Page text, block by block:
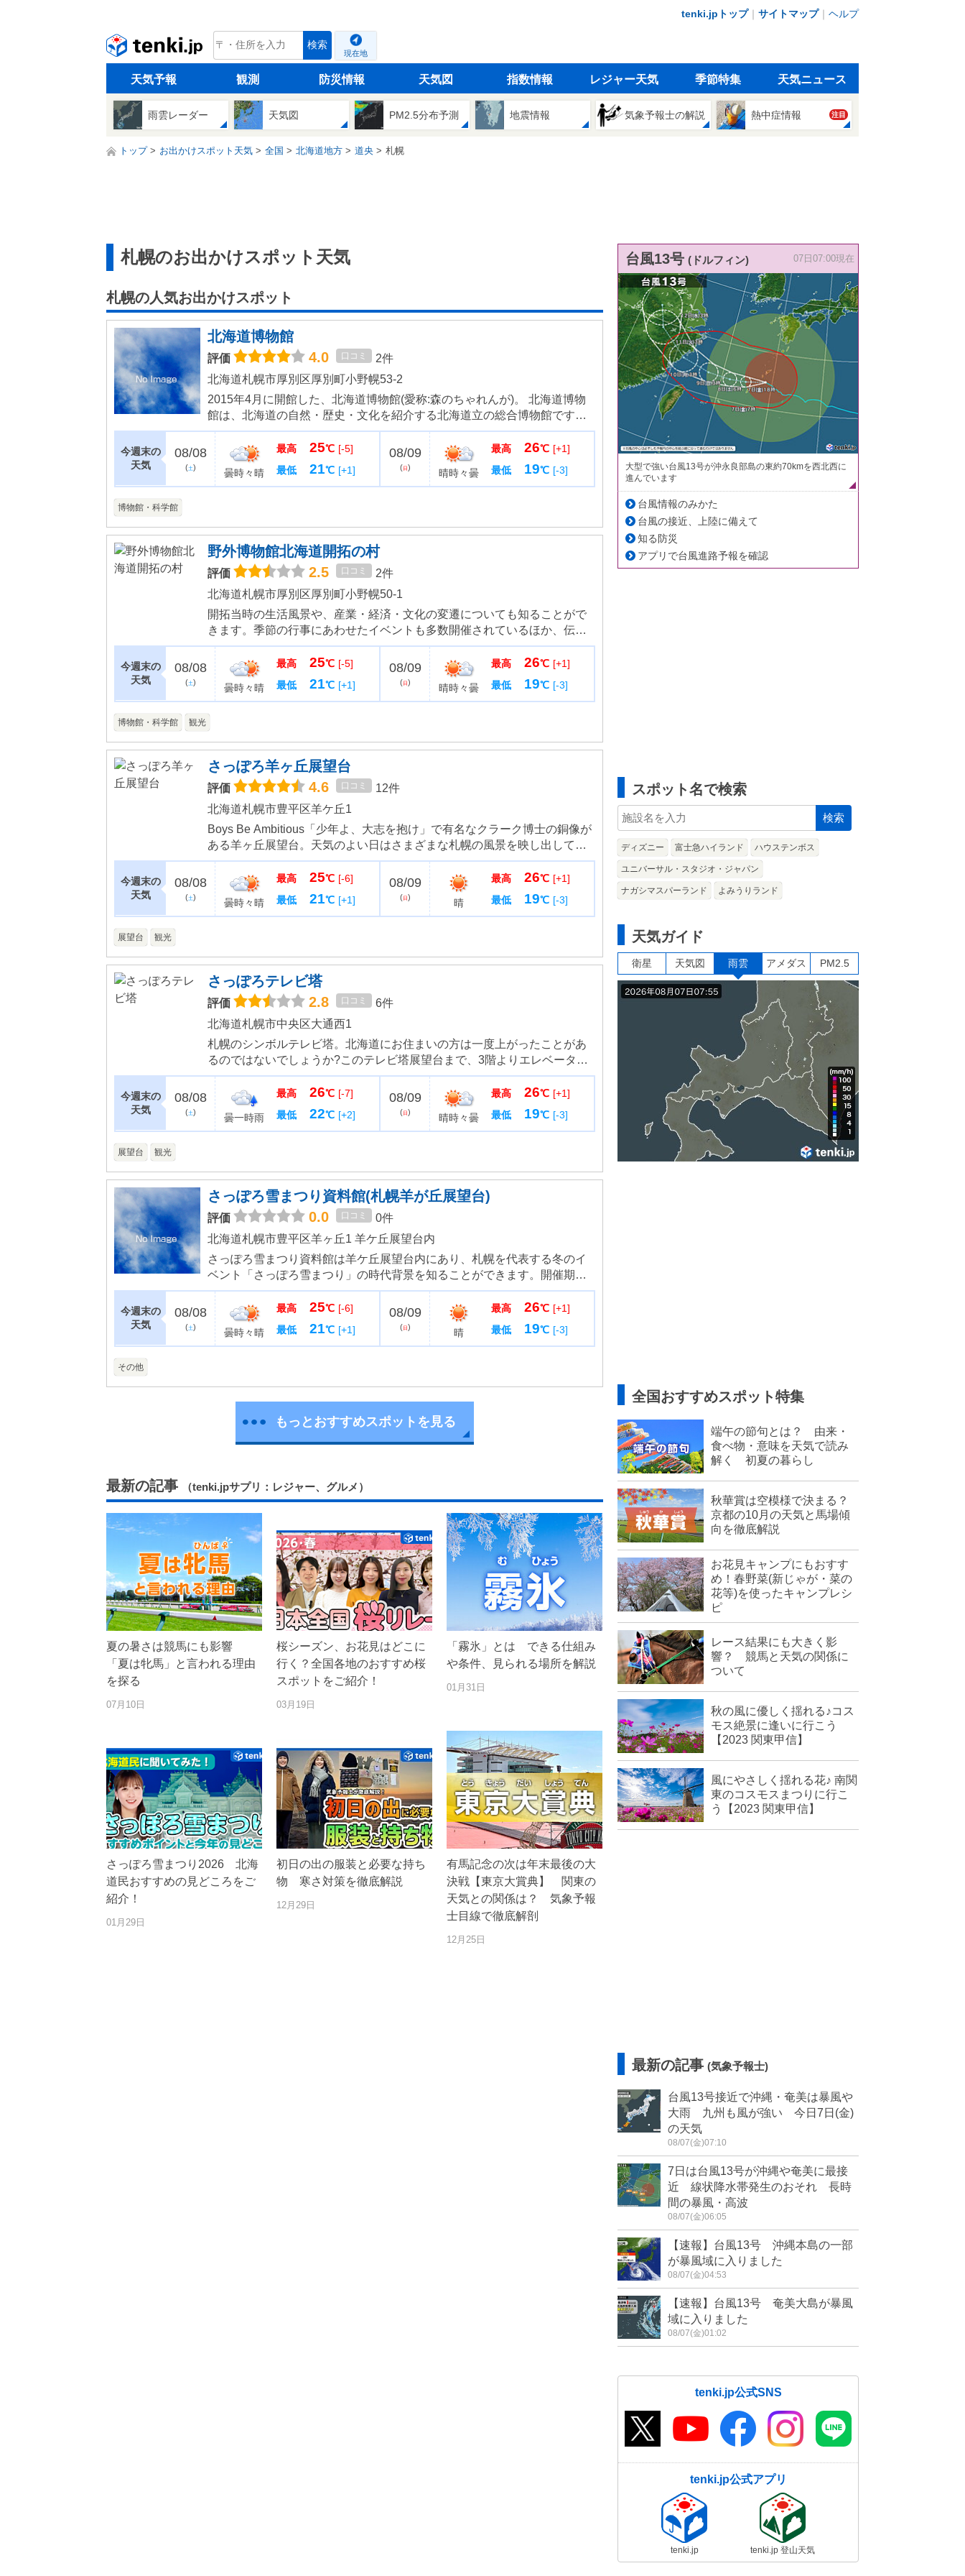
tenki.jpトップ｜ サイトマップ｜ ヘルプ
tenki.jp 検索
現在地
天気予報 観測 防災情報 天気図 指数情報 レジャー天気 季節特集 天気ニュース
雨雲レーダー 天気図 PM2.5分布予測 地震情報 気象予報士の解説 熱中症情報 注目
トップ お出かけスポット天気 全国 北海道地方 道央 札幌
札幌のお出かけスポット天気
札幌の人気お出かけスポット
北海道博物館
評価 4.0 口コミ
2件
北海道札幌市厚別区厚別町小野幌53-2
2015年4月に開館した、北海道博物館(愛称:森のちゃれんが)。 北海道博物
館は、北海道の自然・歴史・文化を紹介する北海道立の総合博物館です。
自然環境と人とのかかわりや、アイヌ民族の文化、本州から渡ってきた移
住者のくらしなどを調査・研究し...
今週末の
天気
08/08
(土) 曇時々晴
最高 25℃ [-5]
最低
21℃ [+1]
08/09
( 日) 晴時々曇
最高 26℃ [+1]
最低
19℃ [-3]
博物館・科学館
野外博物館北海道開拓の村
評価 2.5 口コミ
2件
北海道札幌市厚別区厚別町小野幌50-1
開拓当時の生活風景や、産業・経済・文化の変遷についても知ることがで
きます。季節の行事にあわせたイベントも多数開催されているほか、伝統
遊具づくりや作業体験なども人気を集めています。また、広い村内は馬車
鉄道や馬そりといった乗り物での散策が可能。...
今週末の
天気
08/08
(土) 曇時々晴
最高 25℃ [-5]
最低
21℃ [+1]
08/09
( 日) 晴時々曇
最高 26℃ [+1]
最低
19℃ [-3]
博物館・科学館 観光
さっぽろ羊ヶ丘展望台
評価 4.6 口コミ
12件
北海道札幌市豊平区羊ケ丘1
Boys Be Ambitious「少年よ、大志を抱け」で有名なクラーク博士の銅像が
ある羊ヶ丘展望台。天気のよい日はさまざまな札幌の風景を映し出してく
れる絶景スポットです。 絶景スポットだけではなく、さっぽろ雪祭りの歴
史が見られる資料館が...
今週末の
天気
08/08
(土) 曇時々晴
最高 25℃ [-6]
最低
21℃ [+1]
08/09
( 日) 晴
最高 26℃ [+1]
最低
19℃ [-3]
展望台 観光
さっぽろテレビ塔
評価 2.8 口コミ
6件
北海道札幌市中央区大通西1
札幌のシンボルテレビ塔。北海道にお住まいの方は一度上がったことがあ
るのではないでしょうか?このテレビ塔展望台まで、3階よりエレベーター
で約60秒、地上90.38mの展望台に到着します。眼下には大通公園、少し北
側に目を向けると札幌駅も見えて、...
今週末の
天気
08/08
(土) 曇一時雨
最高 26℃ [-7]
最低
22℃ [+2]
08/09
( 日) 晴時々曇
最高 26℃ [+1]
最低
19℃ [-3]
展望台 観光
さっぽろ雪まつり資料館(札幌羊が丘展望台)
評価 0.0 口コミ
0件
北海道札幌市豊平区羊ヶ丘1 羊ケ丘展望台内
さっぽろ雪まつり資料館は羊ケ丘展望台内にあり、札幌を代表する冬のイ
ベント「さっぽろ雪まつり」の時代背景を知ることができます。開催期間
以外でも雪まつりを堪能できるように、雪像のミニチュア模型や写真、パ
ネル、ポスター、パンフレットなど500点ほ...
今週末の
天気
08/08
(土) 曇時々晴
最高 25℃ [-6]
最低
21℃ [+1]
08/09
( 日) 晴
最高 26℃ [+1]
最低
19℃ [-3]
その他
もっとおすすめスポットを見る
最新の記事 （tenki.jpサプリ：レジャー、グルメ）
夏の暑さは競馬にも影響
「夏は牝馬」と言われる理由
を探る
07月10日
桜シーズン、お花見はどこに
行く？全国各地のおすすめ桜
スポットをご紹介！
03月19日
「霧氷」とは できる仕組み
や条件、見られる場所を解説
01月31日
さっぽろ雪まつり2026 北海
道民おすすめの見どころをご
紹介！
01月29日
初日の出の服装と必要な持ち
物 寒さ対策を徹底解説
12月29日
有馬記念の次は年末最後の大
決戦【東京大賞典】 関東の
天気との関係は？ 気象予報
士目線で徹底解剖
12月25日
台風13号 (ドルフィン) 07日07:00現在
大型で強い台風13号が沖永良部島の東約70kmを西北西に
進んでいます
台風情報のみかた
台風の接近、上陸に備えて
知る防災
アプリで台風進路予報を確認
スポット名で検索
検索
ディズニー 富士急ハイランド ハウステンボス
ユニバーサル・スタジオ・ジャパン
ナガシマスパーランド よみうりランド
天気ガイド
衛星 天気図 雨雲 アメダス PM2.5
全国おすすめスポット特集
端午の節句とは？ 由来・
食べ物・意味を天気で読み
解く 初夏の暮らし
秋華賞は空模様で決まる？
京都の10月の天気と馬場傾
向を徹底解説
お花見キャンプにもおすす
め！春野菜(新じゃが・菜の
花等)を使ったキャンプレシ
ピ
レース結果にも大きく影
響？ 競馬と天気の関係に
ついて
秋の風に優しく揺れる♪コス
モス絶景に逢いに行こう
【2023 関東甲信】
風にやさしく揺れる花♪ 南関
東のコスモスまつりに行こ
う【2023 関東甲信】
最新の記事 (気象予報士)
台風13号接近で沖縄・奄美は暴風や
大雨 九州も風が強い 今日7日(金)
の天気
08/07(金)07:10
7日は台風13号が沖縄や奄美に最接
近 線状降水帯発生のおそれ 長時
間の暴風・高波
08/07(金)06:05
【速報】台風13号 沖縄本島の一部
が暴風域に入りました
08/07(金)04:53
【速報】台風13号 奄美大島が暴風
域に入りました
08/07(金)01:02
tenki.jp公式SNS
tenki.jp公式アプリ
tenki.jp tenki.jp 登山天気